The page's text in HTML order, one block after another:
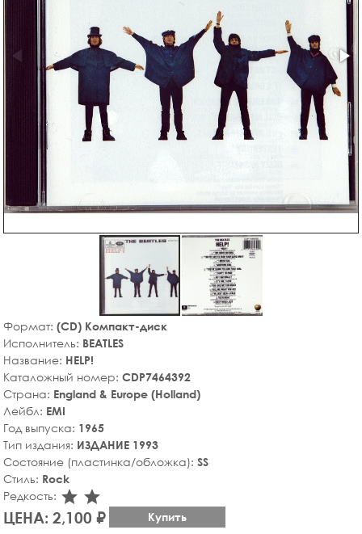
Формат: (CD) Компакт-диск
Исполнитель: BEATLES
Название: HELP!
Каталожный номер: CDP7464392
Страна: England & Europe (Holland)
Лейбл: EMI
Год выпуска: 1965
Тип издания: ИЗДАНИЕ 1993
Состояние (пластинка/обложка): SS
Стиль: Rock
Редкость: star_rate
star_rate
ЦЕНА: 2,100 ₽ Купить